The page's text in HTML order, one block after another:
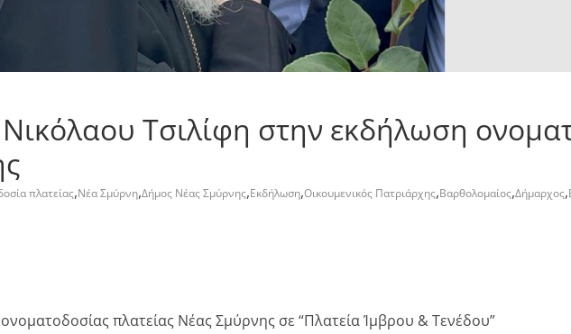
Τσιλίφη στην εκδήλωση
πλατείας,Νέα Σμύρνη,Δήμος Νέας Σμύρνης,Εκδήλωση,Οικουμενικός Πατριάρχης,Βαρθολομαίος,Δήμαρχος,
πλατείας Νέας Σμύρνης σε “Πλατεία Ίμβρου & Τενέδου”